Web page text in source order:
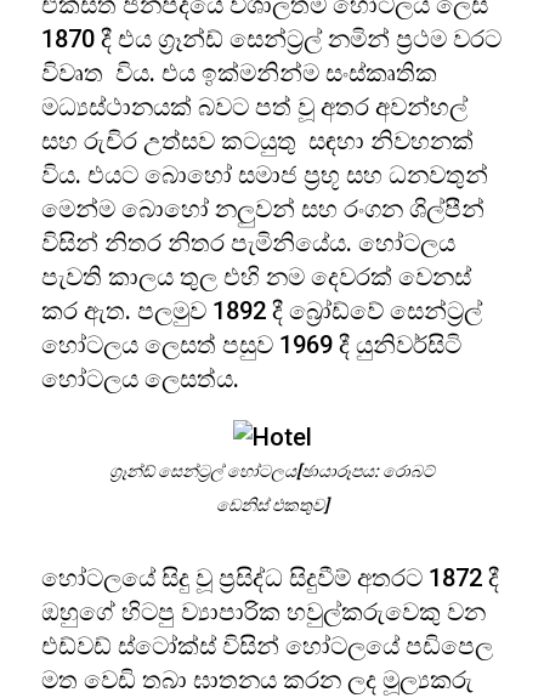
1870 දී එය ග්‍රෑන්ඩ් සෙන්ට්‍රල් නමින් ප්‍රථම වරට
විවෘත විය. එය ඉක්මනින්ම සංස්කෘතික
මධ්‍යස්ථානයක් බවට පත් වූ අතර අවන්හල්
සහ රුචිර උත්සව කටයුතු සඳහා නිවහනක්
විය. එයට බොහෝ සමාජ ප්‍රභූ සහ ධනවතුන්
මෙන්ම බොහෝ නලුවන් සහ රංගන ශිල්පීන්
විසින් නිතර නිතර පැමිනියේය. හෝටලය
පැවති කාලය තුල එහි නම දෙවරක් වෙනස්
කර ඇත. පලමුව 1892 දී බ්‍රෝඩ්වේ සෙන්ට්‍රල්
හෝටලය ලෙසත් පසුව 1969 දී යුනිවර්සිටි
හෝටලය ලෙසත්ය.
ග්‍රෑන්ඩ් සෙන්ට්‍රල් හෝටලය[ඡායාරූපය: රොබට්
ඩෙනිස් එකතුව]
හෝටලයේ සිදු වූ ප්‍රසිද්ධ සිදුවීම් අතරට 1872 දී
ඔහුගේ හිටපු ව්‍යාපාරික හවුල්කරුවෙකු වන
එඩ්වඩ් ස්ටෝක්ස් විසින් හෝටලයේ පඩිපෙල
මත වෙඩි තබා ඝාතනය කරන ලද මූල්‍යකරු